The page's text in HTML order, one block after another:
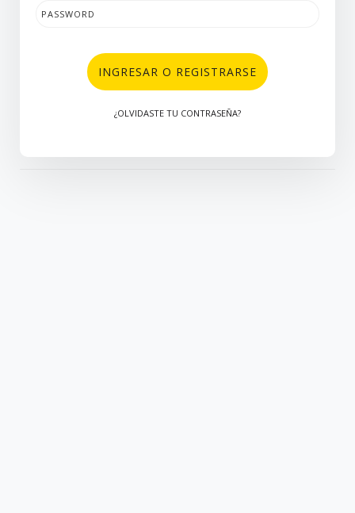
INGRESAR O REGISTRARSE
¿OLVIDASTE TU CONTRASEÑA?